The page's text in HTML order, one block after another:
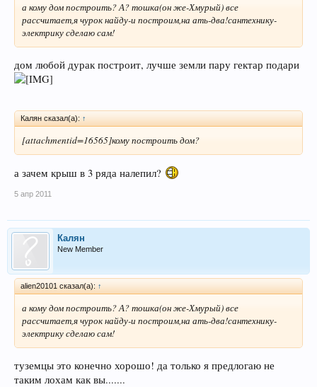
а кому дом построить? А? тошка(он же-Хмурый) все
рассчитает,я чурок найду-и построим,на ать-два!сантехнику-
электрику сделаю сам!
дом любой дурак построит, лучше земли пару гектар подари
Калян сказал(а): ↑
[attachmentid=16565]кому построить дом?
а зачем крыш в 3 ряда налепил?
5 апр 2011
Калян
New Member
alien20101 сказал(а): ↑
а кому дом построить? А? тошка(он же-Хмурый) все
рассчитает,я чурок найду-и построим,на ать-два!сантехнику-
электрику сделаю сам!
туземцы это конечно хорошо! да только я предлогаю не
таким лохам как вы.......